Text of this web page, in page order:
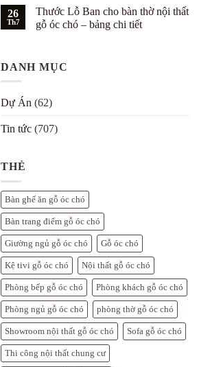
gỗ
chó
nội
thất
gỗ
tường
trắng
cách
đẹp
bình
luận
ở
thất
gỗ
theo
Bát
cho
biệt
26
Th7
Thước Lỗ Ban cho bàn thờ nội thất
gỗ óc chó – bảng chi tiết
luận
ở
Ban
cho
thờ
nội
bảng
chi
tiết
DANH MỤC
Dự Án (62)
Tin tức (707)
THẺ
Bàn ghế ăn gỗ óc chó
Bàn trang điểm gỗ óc chó
Giường ngủ gỗ óc chó Gỗ óc chó
Kệ tivi gỗ óc chó Nội thất gỗ óc chó
Phòng bếp gỗ óc chó Phòng khách gỗ óc chó
Phòng ngủ gỗ óc chó phòng thờ gỗ óc chó
Showroom nội thất gỗ óc chó Sofa gỗ óc chó
Thi công nội thất chung cư